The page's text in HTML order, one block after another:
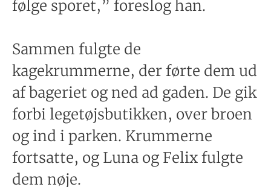
følge sporet,” foreslog han.
Sammen fulgte de
kagekrummerne, der førte dem ud
af bageriet og ned ad gaden. De gik
forbi legetøjsbutikken, over broen
og ind i parken. Krummerne
fortsatte, og Luna og Felix fulgte
dem nøje.